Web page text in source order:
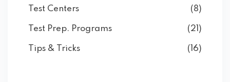
Test Centers (8)
Test Prep. Programs (21)
Tips & Tricks (16)